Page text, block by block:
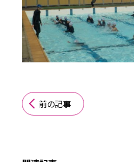
前の記事